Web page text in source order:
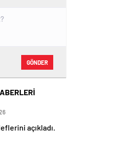
GÖNDER
açıkladı.